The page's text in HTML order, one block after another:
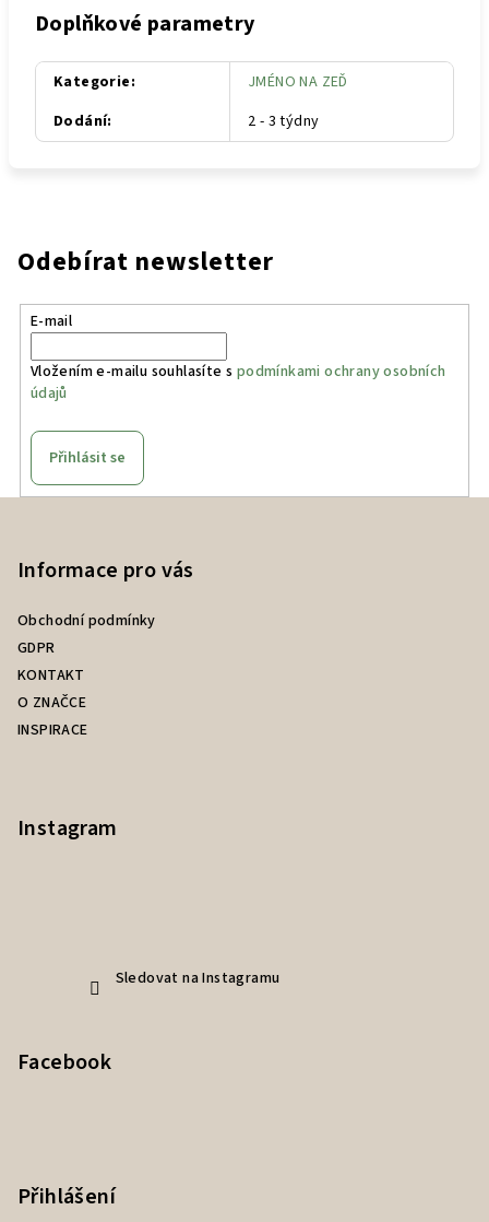
Doplňkové parametry
Kategorie:
JMÉNO NA ZEĎ
Dodání: 2 - 3 týdny
Odebírat newsletter
E-mail
Vložením e-mailu souhlasíte s podmínkami ochrany osobních
údajů
Přihlásit se
Informace pro vás
Obchodní podmínky
GDPR
KONTAKT
O ZNAČCE
INSPIRACE
Instagram
Sledovat na Instagramu
Facebook
Přihlášení